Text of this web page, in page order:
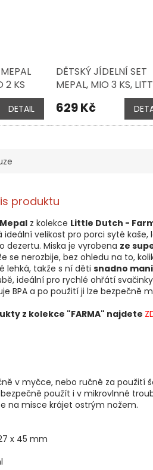
2 KS
-
DETAIL
DĚTSKÝ JÍDELNÍ SET
MEPAL, MIO 3 KS,
DUTCH - FARMA
629 Kč
produktu
z kolekce Little Dutch -
ideální velikost pro porci syté
dezertu. Miska je vyrobena ze
se nerozbije, bez ohledu na to,
lehká, takže s ní děti snadno
ideální pro rychlé ohřátí
BPA a po použití ji lze bezpečně
z kolekce "FARMA" najdete
v myčce, nebo ručně za použití
použít i v mikrovlnné
na misce krájet ostrým nožem.
x 45 mm